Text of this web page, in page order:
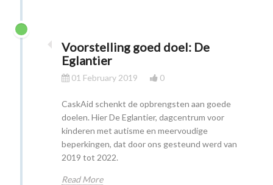
Voorstelling goed doel: De
Eglantier
01 February 2019 0
CaskAid schenkt de opbrengsten aan goede
doelen. Hier De Eglantier, dagcentrum voor
kinderen met autisme en meervoudige
beperkingen, dat door ons gesteund werd van
2019 tot 2022.
Read More